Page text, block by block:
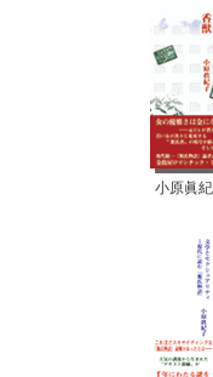
小原眞